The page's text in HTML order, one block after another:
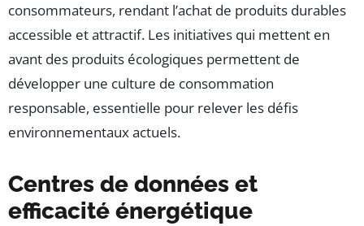
consommateurs, rendant l’achat de produits durables
accessible et attractif. Les initiatives qui mettent en
avant des produits écologiques permettent de
développer une culture de consommation
responsable, essentielle pour relever les défis
environnementaux actuels.
Centres de données et
efficacité énergétique